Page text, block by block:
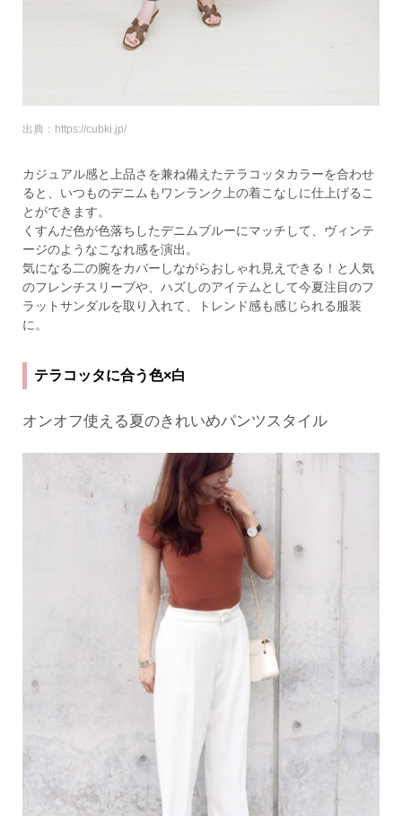
出典：https://cubki.jp/
カジュアル感と上品さを兼ね備えたテラコッタカラーを合わせ
ると、いつものデニムもワンランク上の着こなしに仕上げるこ
とができます。
くすんだ色が色落ちしたデニムブルーにマッチして、ヴィンテ
ージのようなこなれ感を演出。
気になる二の腕をカバーしながらおしゃれ見えできる！と人気
のフレンチスリーブや、ハズしのアイテムとして今夏注目のフ
ラットサンダルを取り入れて、トレンド感も感じられる服装
に。
テラコッタに合う色×白
オンオフ使える夏のきれいめパンツスタイル